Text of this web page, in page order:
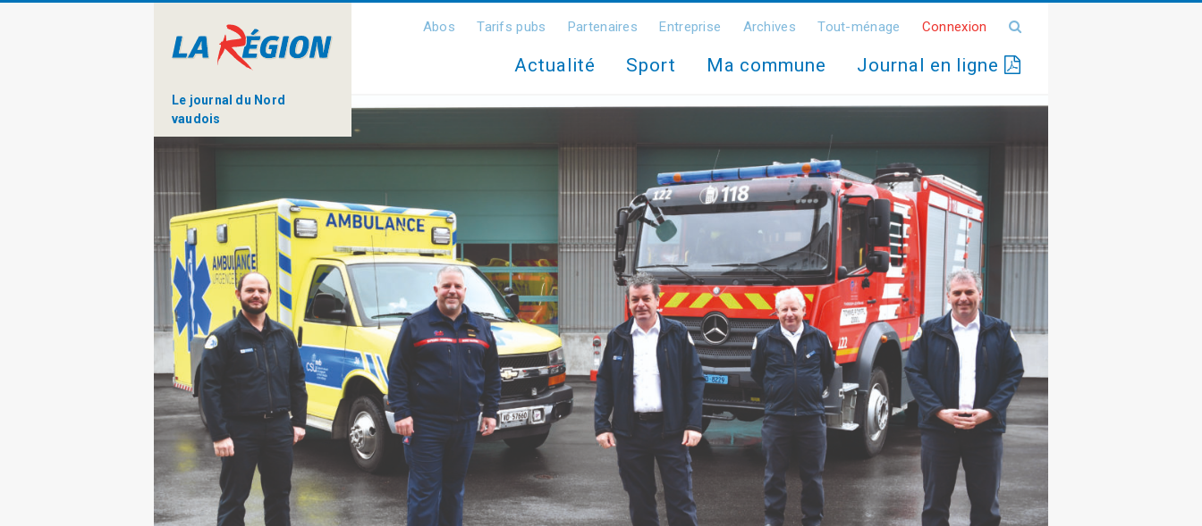
Le journal du Nord
vaudois
Abos Tarifs pubs Partenaires Entreprise Archives Tout-ménage Connexion
Actualité Sport Ma commune Journal en ligne